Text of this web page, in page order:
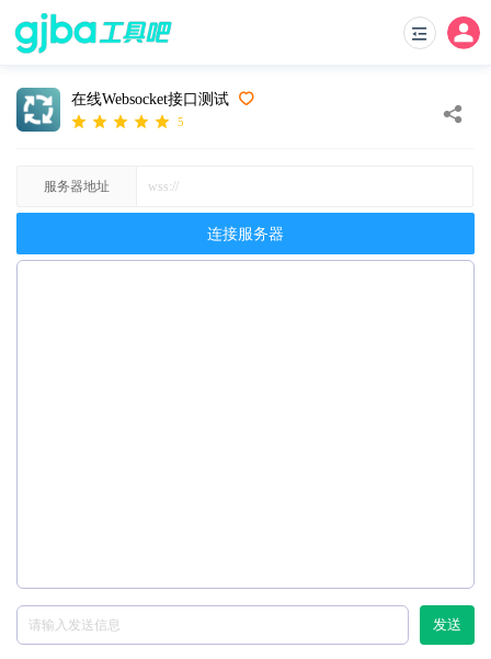
在线Websocket接口测试
5
服务器地址
连接服务器
发送